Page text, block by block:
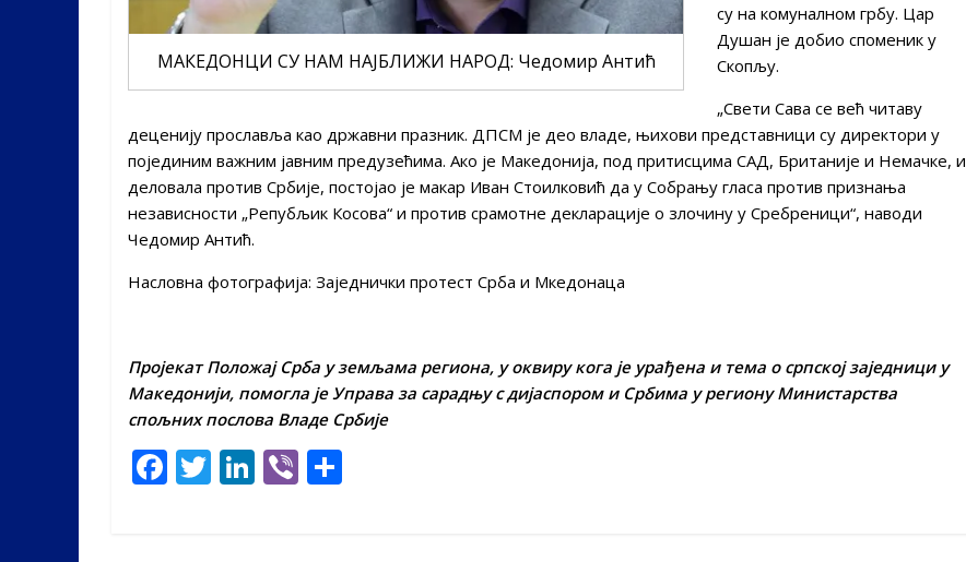
МАКЕДОНЦИ СУ НАМ НАЈБЛИЖИ НАРОД: Чедомир Антић
су на комуналном грбу. Цар
Душан је добио споменик у
Скопљу.
„Свети Сава се већ читаву
деценију прославља као државни празник. ДПСМ је део владе, њихови представници су директори у
појединим важним јавним предузећима. Ако је Македонија, под притисцима САД, Британије и Немачке, и
деловала против Србије, постојао је макар Иван Стоилковић да у Собрању гласа против признања
независности „Репубљик Косова“ и против срамотне декларације о злочину у Сребреници“, наводи
Чедомир Антић.
Насловна фотографија: Заједнички протест Срба и Мкедонаца
Пројекат Положај Срба у земљама региона, у оквиру кога је урађена и тема о српској заједници у
Македонији, помогла је Управа за сарадњу с дијаспором и Србима у региону Министарства
спољних послова Владе Србије
F
ac
T
w
Li
n
Vi
b